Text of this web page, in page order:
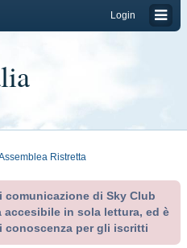
Login
Ristretta
di Sky Club
accesibile in sola lettura, ed è
conoscenza per gli iscritti